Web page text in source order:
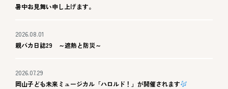
暑中お見舞い申し上げます。
2026.08.01
親バカ日誌29 ～遮熱と防災～
2026.07.29
岡山子ども未来ミュージカル「ハロルド！」が開催されます